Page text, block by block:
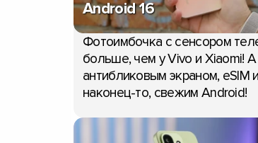
Android 16
Фотоимбочка с сенсором
больше, чем у Vivo и Xiaomi!
антибликовым экраном, eSIM
наконец-то, свежим Android!